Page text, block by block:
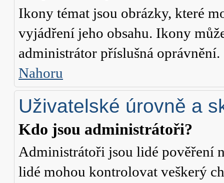
Ikony témat jsou obrázky, které
vyjádření jeho obsahu. Ikony
administrátor příslušná oprávnění.
Nahoru
Uživatelské úrovně a
Kdo jsou administrátoři?
Administrátoři jsou lidé pověření
lidé mohou kontrolovat veškerý